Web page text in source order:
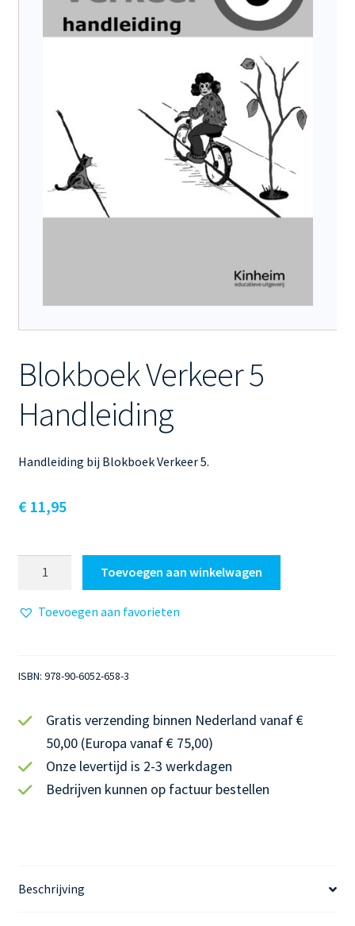
Blokboek Verkeer 5
Handleiding
Handleiding bij Blokboek Verkeer 5.
€11,95
Handleiding
Toevoegen aan winkelwagen
Toevoegen aan favorieten
ISBN: 978-90-6052-658-3
Gratis verzending binnen Nederland vanaf €
50,00 (Europa vanaf € 75,00)
Onze levertijd is 2-3 werkdagen
Bedrijven kunnen op factuur bestellen
Beschrijving